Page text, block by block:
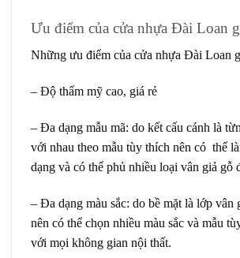
Ưu điểm của cửa nhựa Đài Loan
Những ưu điểm của cửa nhựa Đài Loan
– Độ thẩm mỹ cao, giá rẻ
– Đa dạng mẫu mã: do kết cấu cánh là
với nhau theo mẫu tùy thích nên có thể
dạng và có thể phủ nhiều loại vân giả gỗ
– Đa dạng màu sắc: do bề mặt là lớp vân
nên có thể chọn nhiều màu sắc và mẫu
với mọi không gian nội thất.